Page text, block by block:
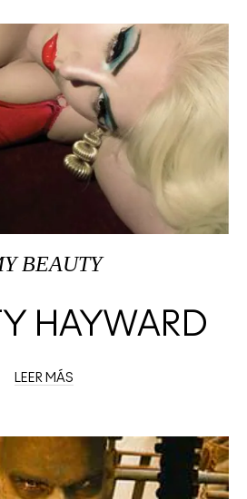
BEAUTY
HAYWARD
LEER MÁS